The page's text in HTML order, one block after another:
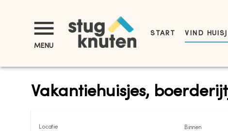
MENU
START VIND
Vakantiehuisjes,
Locatie Binnen